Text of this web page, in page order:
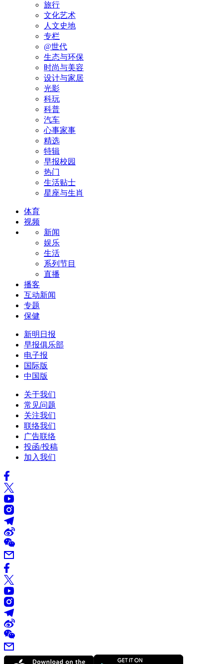
旅行
文化艺术
人文史地
专栏
@世代
生态与环保
时尚与美容
设计与家居
光影
科玩
科普
汽车
心事家事
精选
特辑
早报校园
热门
生活贴士
星座与生肖
体育
视频
新闻
娱乐
生活
系列节目
直播
播客
互动新闻
专题
保健
新明日报
早报俱乐部
电子报
国际版
中国版
关于我们
常见问题
关注我们
联络我们
广告联络
投函/投稿
加入我们